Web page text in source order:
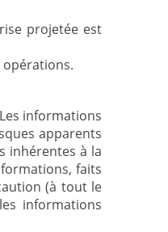
projetée est
opérations.
informations
apparents
inhérentes à la
faits
(à tout le
informations